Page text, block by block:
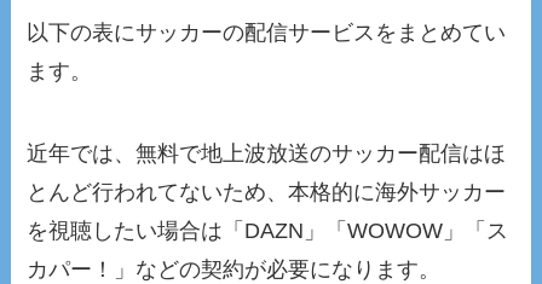
以下の表にサッカーの配信サービスをまとめてい
ます。
近年では、無料で地上波放送のサッカー配信はほ
とんど行われてないため、本格的に海外サッカー
を視聴したい場合は「DAZN」「WOWOW」「ス
カパー！」などの契約が必要になります。